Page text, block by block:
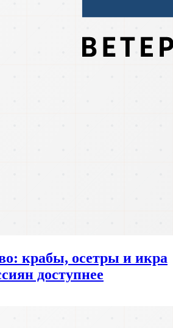
крабы, осетры и икра
доступнее